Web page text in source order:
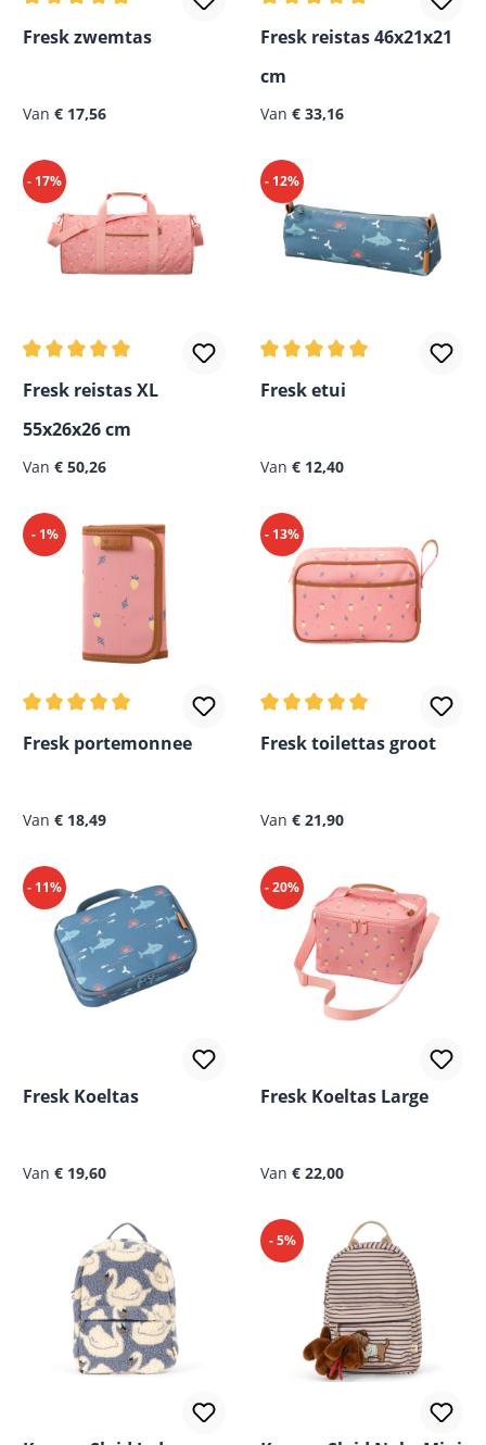
Gemiddelde waardering van 4.8 van 5 sterren
Fresk zwemtas
Van € 17,56
Gemiddelde waardering
Fresk reistas 46x21x21
cm
Van € 33,16
- 17%
Gemiddelde waardering van 5 van 5 sterren
Fresk reistas XL
55x26x26 cm
Van € 50,26
- 12%
Gemiddelde waardering
Fresk etui
Van € 12,40
- 1%
Gemiddelde waardering van 5 van 5 sterren
Fresk portemonnee
Normale prijs:
Van € 18,49
- 13%
Gemiddelde waardering
Fresk toilettas groot
Normale prijs:
Van € 21,90
- 11%
Fresk Koeltas
Normale prijs:
Van € 19,60
- 20%
Fresk Koeltas Large
Normale prijs:
Van € 22,00
- 5%